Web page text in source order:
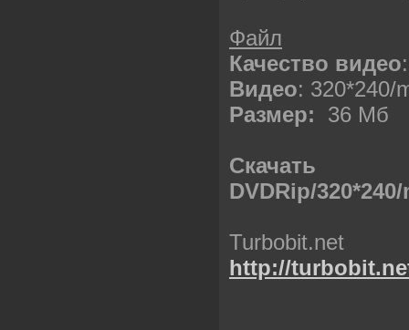
Файл
Качество видео
Видео: 320*240/
Размер: 36 Мб
Скачать
DVDRip/
Turbobit.net
http://